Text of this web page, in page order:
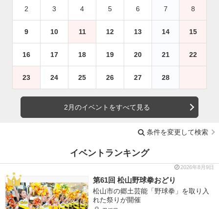
2 3 4 5 6 7 8
9 10 11 12 13 14 15
16 17 18 19 20 21 22
23 24 25 26 27 28
2月のイベントをすべて見る
条件を変更して検索
イベントランキング
2026年8月9日
第61回 松山野球拳おどり
松山市の郷土芸能「野球拳」を取り入
れた祭りが開催